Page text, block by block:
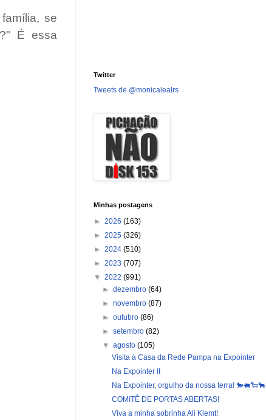
se
É essa
Twitter
Tweets de @monicalealrs
Minhas postagens
► 2026 (163)
► 2025 (326)
► 2024 (510)
► 2023 (707)
▼ 2022 (991)
►dezembro(64)
►novembro(87)
►outubro(86)
►setembro(82)
▼agosto(105)
Visita à Casa da Rede Pampa na Expointer
Na Expointer II
Na Expointer, orgulho da nossa terra!
COMITÊ DE PORTAS ABERTAS!
Viva a minha sobrinha Ali Klemt!